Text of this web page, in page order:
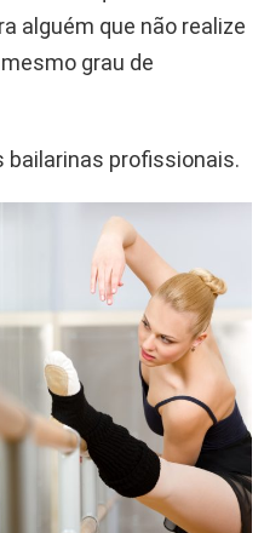
alguém que não realize
grau de
bailarinas profissionais.